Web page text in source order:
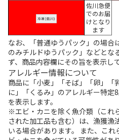
佐川急便
でのお届
けとなり
ます
なお、「普通ゆうパック」の場合
のみチルドゆうパック」などとな
ず、商品内容欄にその旨を表示し
アレルギー情報について
商品に「小麦」「そば」「卵」「
に」「くるみ」のアレルギー特定
を表示します。
※エビ・カニを除く魚介類（これ
された加工品も含む）は、漁獲漁
いる場合があります。 また、こ